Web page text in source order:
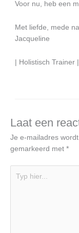
Voor nu, heb een
Met liefde, mede
Jacqueline
| Holistisch Trainer |
Laat een
Je e-mailadres
gemarkeerd met *
hier...